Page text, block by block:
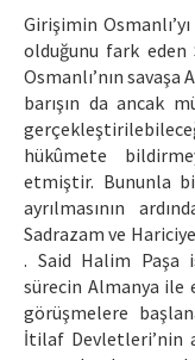
Girişimin
olduğunu fark eden
Osmanlı’nın
barışın da ancak
hükûmete
etmiştir. Bununla
ayrılmasının
Sadrazam ve
. Said Halim Paşa
sürecin Almanya ile
görüşmelere
İtilaf Devletleri’nin